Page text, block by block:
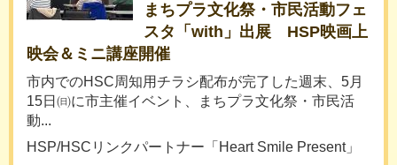
まちプラ文化祭・市民活動フェ
スタ「with」出展 HSP映画上
映会＆ミニ講座開催
市内でのHSC周知用チラシ配布が完了した週末、5月
15日㈰に市主催イベント、まちプラ文化祭・市民活
動...
HSP/HSCリンクパートナー「Heart Smile Present」